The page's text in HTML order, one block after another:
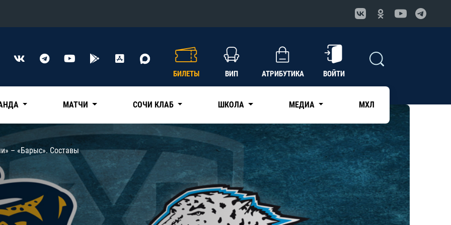
Конференция «Восток»
Нефтехимик
Трактор
Дивизион Чернышева
Авангард
Адмирал
КХЛ
БИЛЕТЫ ВИП АТРИБУТИКА ВОЙТИ
МАТЧИ СОЧИ КЛАБ ШКОЛА МЕДИА МХЛ
– «Барыс». Составы